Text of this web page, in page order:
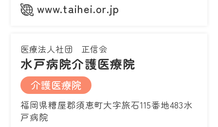
www.taihei.or.jp
医療法人社団 正信会
水戸病院介護医療院
介護医療院
福岡県糟屋郡須恵町大字旅石115番地483水
戸病院